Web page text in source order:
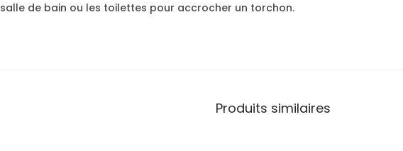
salle de bain ou les toilettes pour accrocher un torchon.
Produits similaires